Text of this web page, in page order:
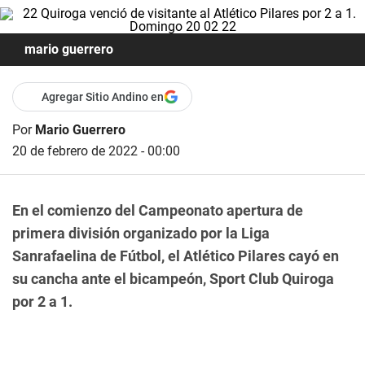
mario guerrero
Agregar Sitio Andino en
Por Mario Guerrero
20 de febrero de 2022 - 00:00
En el comienzo del Campeonato apertura de
primera división organizado por la Liga
Sanrafaelina de Fútbol, el Atlético Pilares cayó en
su cancha ante el bicampeón, Sport Club Quiroga
por 2 a 1.